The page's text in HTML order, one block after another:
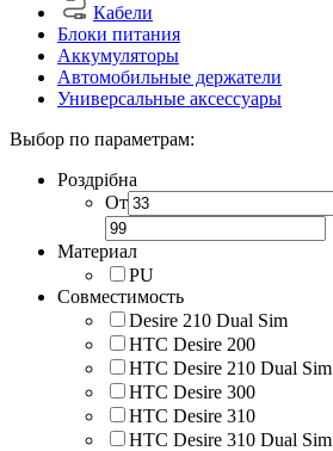
Кабели
Блоки питания
Аккумуляторы
Автомобильные держатели
Универсальные аксессуары
Выбор по параметрам:
Роздрібна
От
Материал
PU
Совместимость
Desire 210 Dual Sim
HTC Desire 200
HTC Desire 210 Dual Sim
HTC Desire 300
HTC Desire 310
HTC Desire 310 Dual Sim